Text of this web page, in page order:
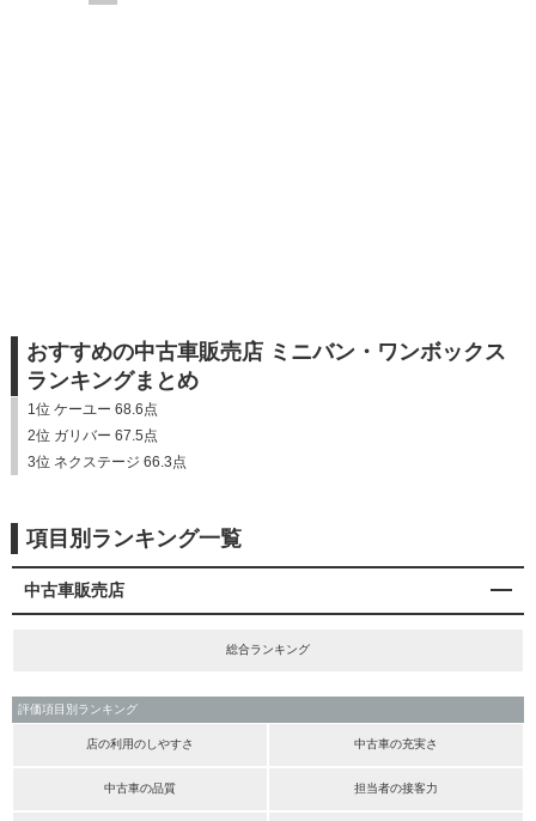
おすすめの中古車販売店 ミニバン・ワンボックス
ランキングまとめ
1位 ケーユー 68.6点
2位 ガリバー 67.5点
3位 ネクステージ 66.3点
項目別ランキング一覧
中古車販売店
総合ランキング
評価項目別ランキング
店の利用のしやすさ 中古車の充実さ
中古車の品質 担当者の接客力